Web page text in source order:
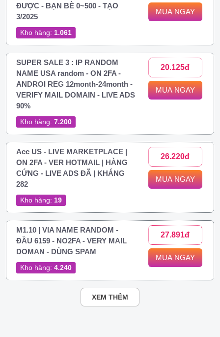
ĐƯỢC - BẠN BÈ 0~500 - TẠO
3/2025
Kho hàng: 1.061
MUA NGAY
SUPER SALE 3 : IP RANDOM
NAME USA random - ON 2FA -
ANDROI REG 12month-24month -
VERIFY MAIL DOMAIN - LIVE ADS
90%
Kho hàng: 7.200
20.125đ
MUA NGAY
Acc US - LIVE MARKETPLACE |
ON 2FA - VER HOTMAIL | HÀNG
CỨNG - LIVE ADS ĐÃ | KHÁNG
282
Kho hàng: 19
26.220đ
MUA NGAY
M1.10 | VIA NAME RANDOM -
ĐẦU 6159 - NO2FA - VERY MAIL
DOMAN - DÙNG SPAM
Kho hàng: 4.240
27.891đ
MUA NGAY
XEM THÊM